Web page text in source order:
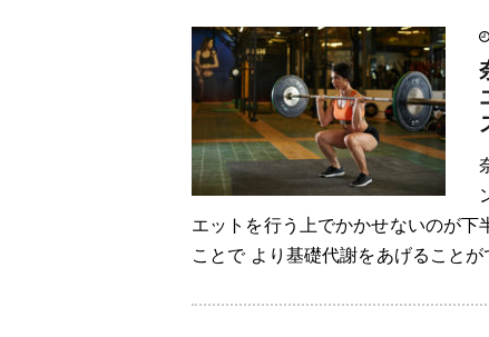
エットを行う上でかかせないのが下
ことで より基礎代謝をあげること